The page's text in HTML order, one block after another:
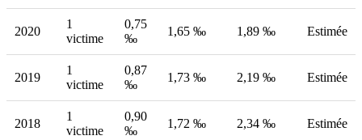
2020
1
victime
0,75
‰
1,65 ‰ 1,89 ‰ Estimée
2019
1
victime
0,87
‰
1,73 ‰ 2,19 ‰ Estimée
2018
1
victime
0,90
‰
1,72 ‰ 2,34 ‰ Estimée